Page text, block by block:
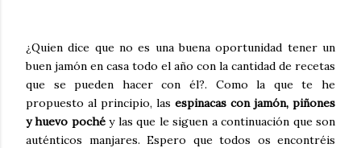
¿Quien dice que no es una buena oportunidad tener un
buen jamón en casa todo el año con la cantidad de recetas
que se pueden hacer con él?. Como la que te he
propuesto al principio, las espinacas con jamón, piñones
y huevo pochéy las que le siguen a continuación que son
auténticos manjares. Espero que todos os encontréis